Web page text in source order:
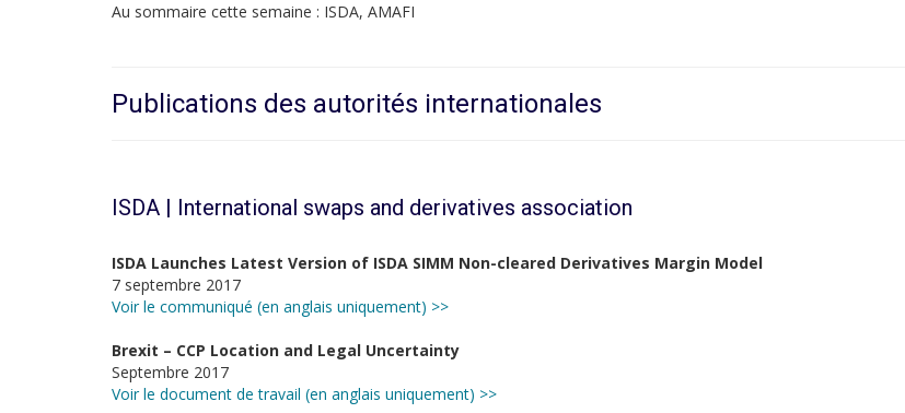
Au sommaire cette semaine : ISDA, AMAFI
Publications des autorités internationales
ISDA | International swaps and derivatives association
ISDA Launches Latest Version of ISDA SIMM Non-cleared Derivatives Margin Model
7 septembre 2017
Voir le communiqué (en anglais uniquement) >>
Brexit – CCP Location and Legal Uncertainty
Septembre 2017
Voir le document de travail (en anglais uniquement) >>